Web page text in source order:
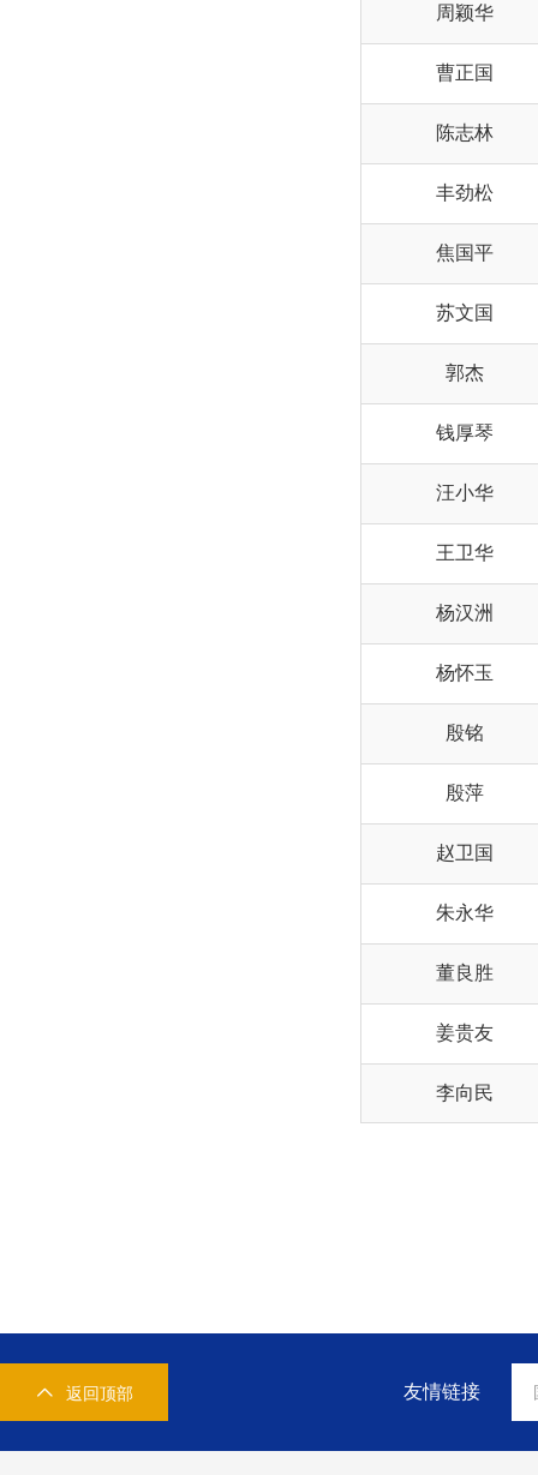
周颖华
曹正国
陈志林
丰劲松
焦国平
苏文国
郭杰
钱厚琴
汪小华
王卫华
杨汉洲
杨怀玉
殷铭
殷萍
赵卫国
朱永华
董良胜
姜贵友
李向民
返回顶部 友情链接